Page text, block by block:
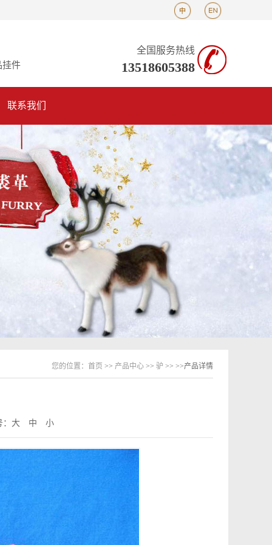
挂件
全国服务热线
13518605388
联系我们
您的位置： 首页 >> 产品中心 >> 驴 >> >>产品详情
大 中 小